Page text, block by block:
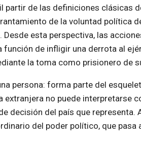
partir de las definiciones clásicas
de la voluntad política
esta perspectiva, las
función de infligir una derrota al
la toma como prisionero de
persona: forma parte del
extranjera no puede interpretarse
decisión del país que representa.
del poder político, que pasa